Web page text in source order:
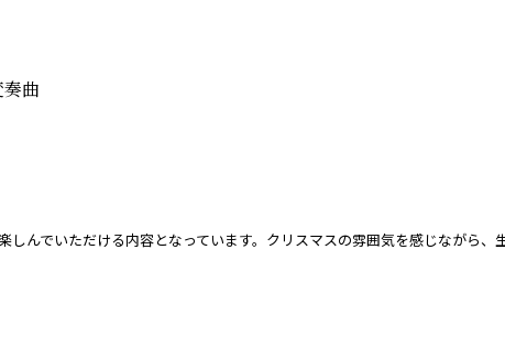
曲
しんでいただける内容となっています。クリスマスの雰囲気を感じながら、